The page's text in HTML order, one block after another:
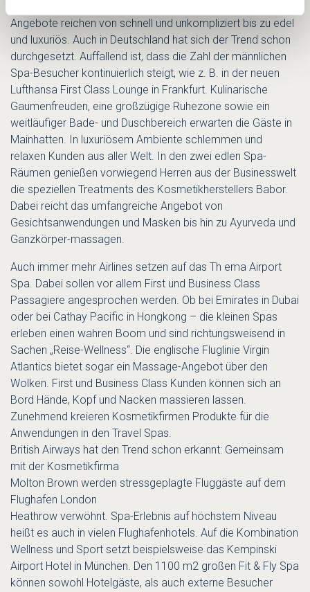
Angebote reichen von schnell und unkompliziert bis zu edel
und luxuriös. Auch in Deutschland hat sich der Trend schon
durchgesetzt. Auffallend ist, dass die Zahl der männlichen
Spa-Besucher kontinuierlich steigt, wie z. B. in der neuen
Lufthansa First Class Lounge in Frankfurt. Kulinarische
Gaumenfreuden, eine großzügige Ruhezone sowie ein
weitläufiger Bade- und Duschbereich erwarten die Gäste in
Mainhatten. In luxuriösem Ambiente schlemmen und
relaxen Kunden aus aller Welt. In den zwei edlen Spa-
Räumen genießen vorwiegend Herren aus der Businesswelt
die speziellen Treatments des Kosmetikherstellers Babor.
Dabei reicht das umfangreiche Angebot von
Gesichtsanwendungen und Masken bis hin zu Ayurveda und
Ganzkörper-massagen.
Auch immer mehr Airlines setzen auf das Th ema Airport
Spa. Dabei sollen vor allem First und Business Class
Passagiere angesprochen werden. Ob bei Emirates in Dubai
oder bei Cathay Pacific in Hongkong – die kleinen Spas
erleben einen wahren Boom und sind richtungsweisend in
Sachen „Reise-Wellness“. Die englische Fluglinie Virgin
Atlantics bietet sogar ein Massage-Angebot über den
Wolken. First und Business Class Kunden können sich an
Bord Hände, Kopf und Nacken massieren lassen.
Zunehmend kreieren Kosmetikfirmen Produkte für die
Anwendungen in den Travel Spas.
British Airways hat den Trend schon erkannt: Gemeinsam
mit der Kosmetikfirma
Molton Brown werden stressgeplagte Fluggäste auf dem
Flughafen London
Heathrow verwöhnt. Spa-Erlebnis auf höchstem Niveau
heißt es auch in vielen Flughafenhotels. Auf die Kombination
Wellness und Sport setzt beispielsweise das Kempinski
Airport Hotel in München. Den 1100 m2 großen Fit & Fly Spa
können sowohl Hotelgäste, als auch externe Besucher